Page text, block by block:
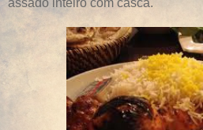
assado inteiro com casca.